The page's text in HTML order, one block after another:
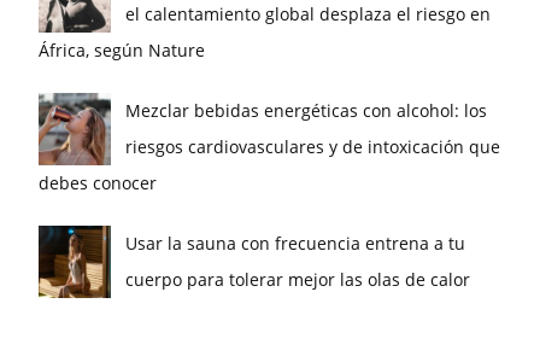
el calentamiento global desplaza el riesgo en
África, según Nature
Mezclar bebidas energéticas con alcohol: los
riesgos cardiovasculares y de intoxicación que
debes conocer
Usar la sauna con frecuencia entrena a tu
cuerpo para tolerar mejor las olas de calor